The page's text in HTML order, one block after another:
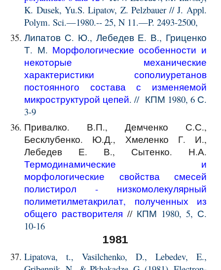
K. Dusek, Yu.S. Lipatov, Z. Pelzbauer // J. Appl.
Polym. Sci.—1980.-- 25, N 11.—P. 2493-2500,
Липатов С. Ю., Лебедев Е. В., Гриценко
Т. М. Морфологические особенности и
некоторые механические
характеристики сополиуретанов
постоянного состава с изменяемой
микроструктурой цепей. // КПМ 1980, 6 С.
3-9
Привалко. В.П., Демченко С.С.,
Бесклубенко. Ю.Д., Хмеленко Г. И.,
Лебедев Е. В., Сытенко. Н.А.
Термодинамические и
морфологические свойства смесей
полистирол - низкомолекулярный
полиметилметакрилат, полученных из
общего растворителя // КПМ 1980, 5, С.
10-16
1981
Lipatova, t., Vasilchenko, D., Lebedev, E.,